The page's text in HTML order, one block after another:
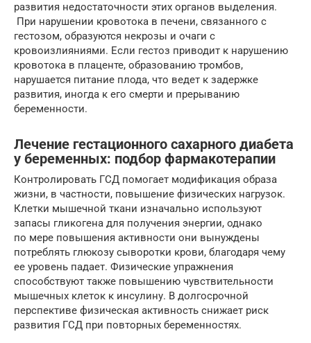
развития недостаточности этих органов выделения.
При нарушении кровотока в печени, связанного с
гестозом, образуются некрозы и очаги с
кровоизлияниями. Если гестоз приводит к нарушению
кровотока в плаценте, образованию тромбов,
нарушается питание плода, что ведет к задержке
развития, иногда к его смерти и прерыванию
беременности.
Лечение гестационного сахарного диабета
у беременных: подбор фармакотерапии
Контролировать ГСД помогает модификация образа
жизни, в частности, повышение физических нагрузок.
Клетки мышечной ткани изначально используют
запасы гликогена для получения энергии, однако
по мере повышения активности они вынуждены
потреблять глюкозу сыворотки крови, благодаря чему
ее уровень падает. Физические упражнения
способствуют также повышению чувствительности
мышечных клеток к инсулину. В долгосрочной
перспективе физическая активность снижает риск
развития ГСД при повторных ­беременностях.